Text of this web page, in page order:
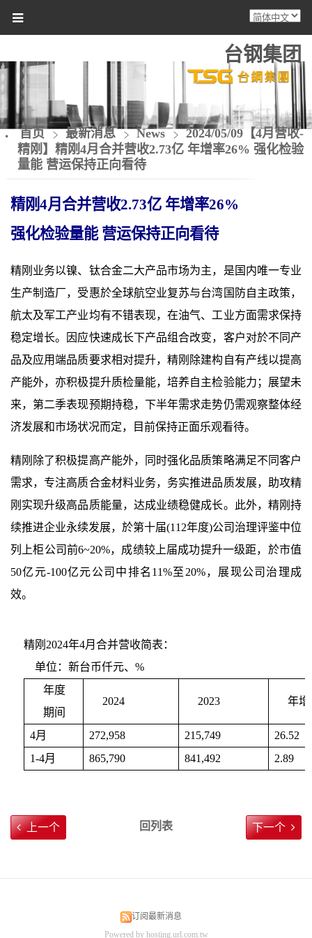
台钢集团
首页 最新消息 News
2024/05/09【4月营收-
精刚】精刚4月合并营收2.73亿 年增率26% 强化检验
量能 营运保持正向看待
精刚4月合并营收2.73亿 年增率26%
强化检验量能 营运保持正向看待
精刚业务以镍、钛合金二大产品市场为主，是国内唯一专业
生产制造厂，受惠於全球航空业复苏与台湾国防自主政策，
航太及军工产业均有不错表现，在油气、工业方面需求保持
稳定增长。因应快速成长下产品组合改变，客户对於不同产
品及应用端品质要求相对提升，精刚除建构自有产线以提高
产能外，亦积极提升质检量能，培养自主检验能力；展望未
来，第二季表现预期持稳，下半年需求走势仍需观察整体经
济发展和市场状况而定，目前保持正面乐观看待。
精刚除了积极提高产能外，同时强化品质策略满足不同客户
需求，专注高质合金材料业务，务实推进品质发展，助攻精
刚实现升级高品质能量，达成业绩稳健成长。此外，精刚持
续推进企业永续发展，於第十届(112年度)公司治理评鉴中位
列上柜公司前6~20%，成绩较上届成功提升一级距，於市值
50亿元-100亿元公司中排名 11%至 20%，展现公司治理成
效。
精刚2024年4月合并营收简表：
单位：新台币仟元、%
年度
期间
2024 2023 年增
4月 272,958 215,749
26.52
1-4月 865,790 841,492 2.89
上一个 回列表 下一个
订阅最新消息
Powered by hosting.url.com.tw